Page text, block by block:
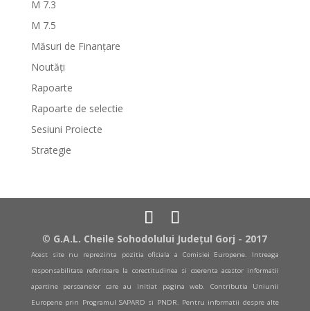
M 7.3
M 7.5
Măsuri de Finanțare
Noutăți
Rapoarte
Rapoarte de selectie
Sesiuni Proiecte
Strategie
© G.A.L. Cheile Sohodolului Județul Gorj - 2017
Acest site nu reprezinta pozitia oficiala a Comisiei Europene. Intreaga
responsabilitate referitoare la corectitudinea si coerenta acestor informatii
apartine persoanelor care au initiat pagina web. Contributia Uniunii
Europene prin Programul SAPARD si PNDR. Pentru informatii despre alte